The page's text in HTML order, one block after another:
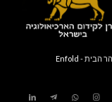
הבית - Enfold